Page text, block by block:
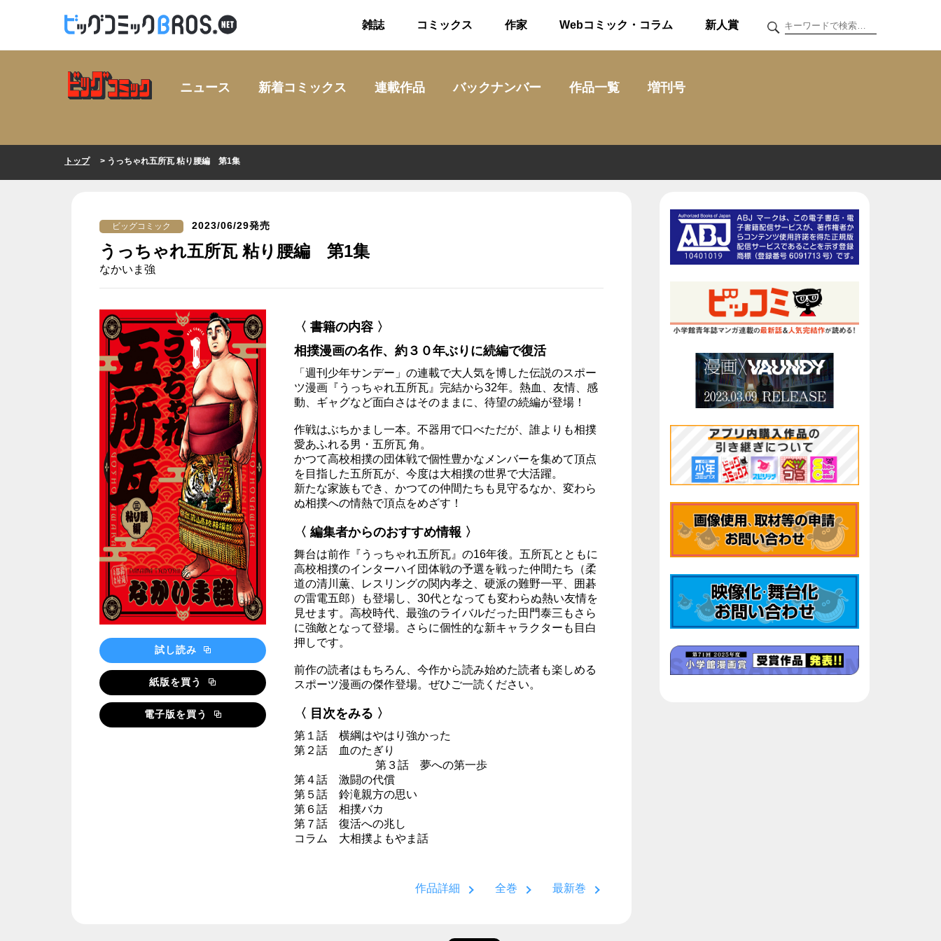
雑誌 コミックス 作家 Webコミック・コラム 新人賞
ニュース 新着コミックス 連載作品 バックナンバー 作品一覧 増刊号
トップ> うっちゃれ五所瓦 粘り腰編 第1集
ビッグコミック 2023/06/29発売
うっちゃれ五所瓦 粘り腰編 第1集
なかいま強
試し読み
紙版を買う
電子版を買う
〈 書籍の内容 〉
相撲漫画の名作、約３０年ぶりに続編で復活
「週刊少年サンデー」の連載で大人気を博した伝説のスポー
ツ漫画『うっちゃれ五所瓦』完結から32年。熱血、友情、感
動、ギャグなど面白さはそのままに、待望の続編が登場！
作戦はぶちかまし一本。不器用で口べただが、誰よりも相撲
愛あふれる男・五所瓦 角。
かつて高校相撲の団体戦で個性豊かなメンバーを集めて頂点
を目指した五所瓦が、今度は大相撲の世界で大活躍。
新たな家族もでき、かつての仲間たちも見守るなか、変わら
ぬ相撲への情熱で頂点をめざす！
〈 編集者からのおすすめ情報 〉
舞台は前作『うっちゃれ五所瓦』の16年後。五所瓦とともに
高校相撲のインターハイ団体戦の予選を戦った仲間たち（柔
道の清川薫、レスリングの関内孝之、硬派の難野一平、囲碁
の雷電五郎）も登場し、30代となっても変わらぬ熱い友情を
見せます。高校時代、最強のライバルだった田門泰三もさら
に強敵となって登場。さらに個性的な新キャラクターも目白
押しです。
前作の読者はもちろん、今作から読み始めた読者も楽しめる
スポーツ漫画の傑作登場。ぜひご一読ください。
〈 目次をみる 〉
第１話 横綱はやはり強かった
第２話 血のたぎり
第３話 夢への第一歩
第４話 激闘の代償
第５話 鈴滝親方の思い
第６話 相撲バカ
第７話 復活への兆し
コラム 大相撲よもやま話
作品詳細 全巻 最新巻